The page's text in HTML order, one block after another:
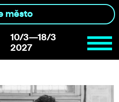
10/3—18/3
2027